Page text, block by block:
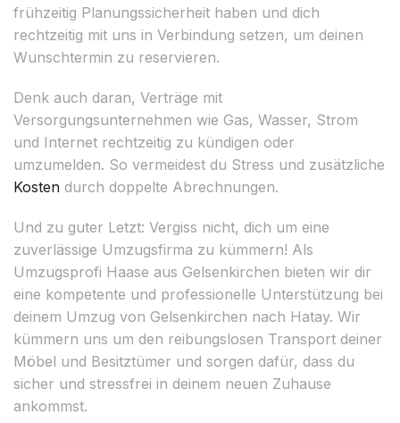
frühzeitig Planungssicherheit haben und dich
rechtzeitig mit uns in Verbindung setzen, um deinen
Wunschtermin zu reservieren.
Denk auch daran, Verträge mit
Versorgungsunternehmen wie Gas, Wasser, Strom
und Internet rechtzeitig zu kündigen oder
umzumelden. So vermeidest du Stress und zusätzliche
Kosten durch doppelte Abrechnungen.
Und zu guter Letzt: Vergiss nicht, dich um eine
zuverlässige Umzugsfirma zu kümmern! Als
Umzugsprofi Haase aus Gelsenkirchen bieten wir dir
eine kompetente und professionelle Unterstützung bei
deinem Umzug von Gelsenkirchen nach Hatay. Wir
kümmern uns um den reibungslosen Transport deiner
Möbel und Besitztümer und sorgen dafür, dass du
sicher und stressfrei in deinem neuen Zuhause
ankommst.